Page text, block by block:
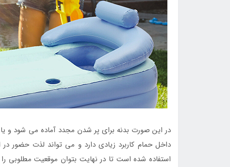
در این صورت بدنه برای پر شدن مجدد آماده می شود و یا
داخل حمام کاربرد زیادی دارد و می تواند لذت حضور
استفاده شده است تا در نهایت بتوان موقعیت مطلوبی